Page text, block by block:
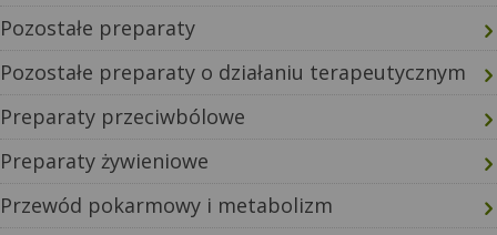
Pozostałe preparaty
Pozostałe preparaty o działaniu terapeutycznym
Preparaty przeciwbólowe
Preparaty żywieniowe
Przewód pokarmowy i metabolizm